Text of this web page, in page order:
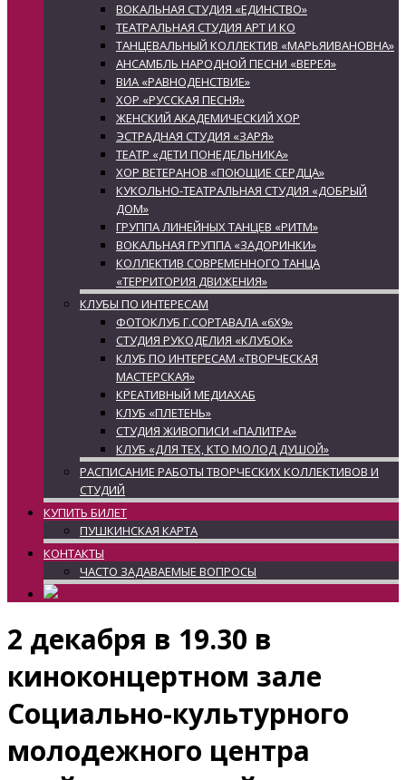
ВОКАЛЬНАЯ СТУДИЯ «ЕДИНСТВО»
ТЕАТРАЛЬНАЯ СТУДИЯ АРТ И КО
ТАНЦЕВАЛЬНЫЙ КОЛЛЕКТИВ «МАРЬЯИВАНОВНА»
АНСАМБЛЬ НАРОДНОЙ ПЕСНИ «ВЕРЕЯ»
ВИА «РАВНОДЕНСТВИЕ»
ХОР «РУССКАЯ ПЕСНЯ»
ЖЕНСКИЙ АКАДЕМИЧЕСКИЙ ХОР
ЭСТРАДНАЯ СТУДИЯ «ЗАРЯ»
ТЕАТР «ДЕТИ ПОНЕДЕЛЬНИКА»
ХОР ВЕТЕРАНОВ «ПОЮЩИЕ СЕРДЦА»
КУКОЛЬНО-ТЕАТРАЛЬНАЯ СТУДИЯ «ДОБРЫЙ
ДОМ»
ГРУППА ЛИНЕЙНЫХ ТАНЦЕВ «РИТМ»
ВОКАЛЬНАЯ ГРУППА «ЗАДОРИНКИ»
КОЛЛЕКТИВ СОВРЕМЕННОГО ТАНЦА
«ТЕРРИТОРИЯ ДВИЖЕНИЯ»
КЛУБЫ ПО ИНТЕРЕСАМ
ФОТОКЛУБ Г.СОРТАВАЛА «6Х9»
СТУДИЯ РУКОДЕЛИЯ «КЛУБОК»
КЛУБ ПО ИНТЕРЕСАМ «ТВОРЧЕСКАЯ
МАСТЕРСКАЯ»
КРЕАТИВНЫЙ МЕДИАХАБ
КЛУБ «ПЛЕТЕНЬ»
СТУДИЯ ЖИВОПИСИ «ПАЛИТРА»
КЛУБ «ДЛЯ ТЕХ, КТО МОЛОД ДУШОЙ»
РАСПИСАНИЕ РАБОТЫ ТВОРЧЕСКИХ КОЛЛЕКТИВОВ И
СТУДИЙ
КУПИТЬ БИЛЕТ
ПУШКИНСКАЯ КАРТА
КОНТАКТЫ
ЧАСТО ЗАДАВАЕМЫЕ ВОПРОСЫ
2 декабря в 19.30 в
киноконцертном зале
Социально-культурного
молодежного центра